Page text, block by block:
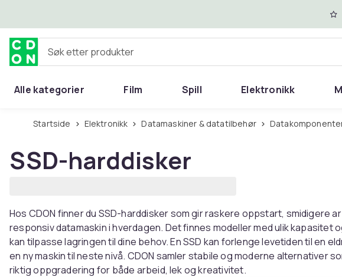
Søk etter produkter
Alle kategorier Film Spill Elektronikk
Startside Elektronikk Datamaskiner & datatilbehør
SSD-harddisker
Hos CDON finner du SSD-harddisker som gir raskere oppstart, smidigere
responsiv datamaskin i hverdagen. Det finnes modeller med ulik kapasitet
kan tilpasse lagringen til dine behov. En SSD kan forlenge levetiden til en
en ny maskin til neste nivå. CDON samler stabile og moderne alternativer
riktig oppgradering for både arbeid, lek og kreativitet.